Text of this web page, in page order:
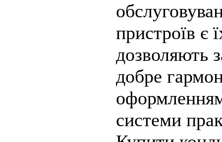
пристроїв є
дозволяють
добре
системи